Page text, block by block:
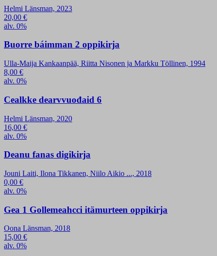
Helmi Länsman, 2023
20,00 €
alv. 0%
Buorre báimman 2 oppikirja
Ulla-Maija Kankaanpää, Riitta Nisonen ja Markku Töllinen, 1994
8,00 €
alv. 0%
Cealkke dearvvuođaid 6
Helmi Länsman, 2020
16,00 €
alv. 0%
Deanu fanas digikirja
Jouni Laiti, Ilona Tikkanen, Niilo Aikio ..., 2018
0,00 €
alv. 0%
Gea 1 Gollemeahcci itämurteen oppikirja
Oona Länsman, 2018
15,00 €
alv. 0%